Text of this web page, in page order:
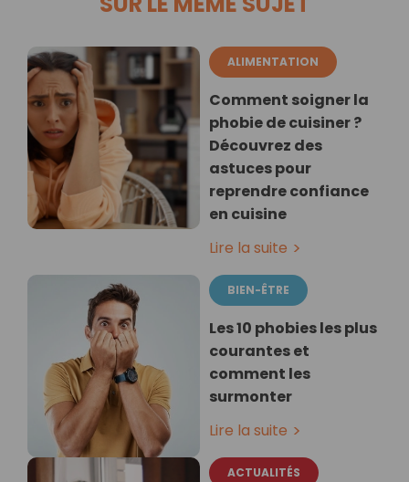
ALIMENTATION
Comment soigner la
phobie de cuisiner ?
Découvrez des
astuces pour
reprendre confiance
en cuisine
Lire la suite
BIEN-ÊTRE
Les 10 phobies les plus
courantes et
comment les
surmonter
Lire la suite
ACTUALITÉS